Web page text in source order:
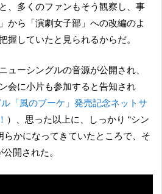
、多くのファンもそう観察し、事
から「演劇女子部」への改編のよ
握していたと見られるからだ。
会に小片も参加すると告知され
「風のブーケ」発売記念ネットサ
）、思った以上に、しっかり “シン
らかになってきていたところで、そ
開された。